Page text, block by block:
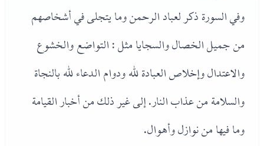
وفي السورة ذكر لعباد الرحمن وما يتجلى في أشخاصهم
من جميل الخصال والسجايا مثل : التواضع والخشوع
والاعتدال وإخلاص العبادة لله ودوام الدعاء لله بالنجاة
والسلامة من عذاب النار. إلى غير ذلك من أخبار القيامة
وما فيها من نوازل وأهوال.